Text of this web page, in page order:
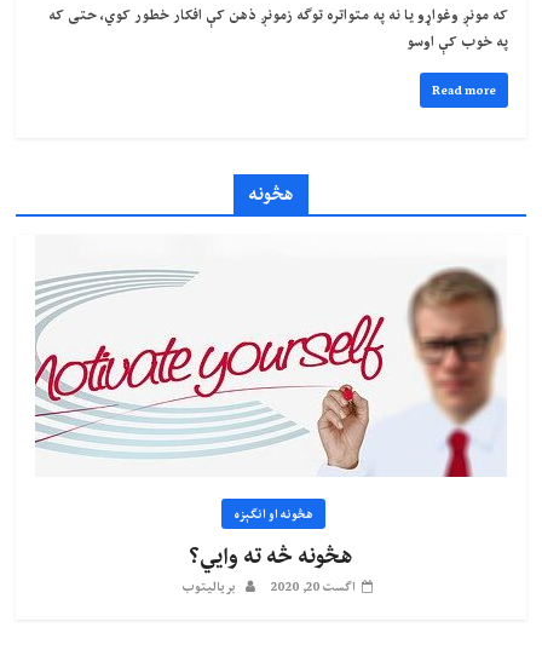
که مونږ وغواړو یا نه په متواتره توګه زمونږ ذهن کې افکار خطور کوي، حتی که
په خوب کې اوسو
Read more
هڅونه
هڅونه او انګېزه
هڅونه څه ته وايي؟
اگست 20, 2020 بریالیتوب